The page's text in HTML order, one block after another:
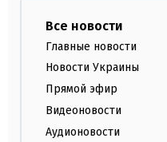
Все новости
Главные новости
Новости Украины
Прямой эфир
Видеоновости
Аудионовости